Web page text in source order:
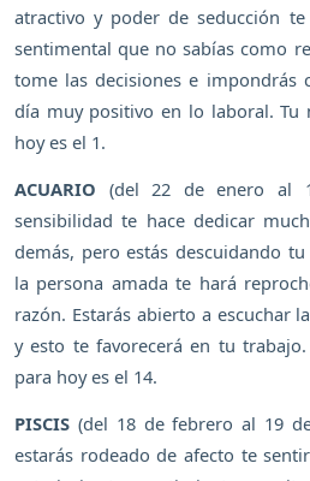
atractivo y poder de seducción
sentimental que no sabías como
tome las decisiones e impondrás
día muy positivo en lo laboral. Tu
hoy es el 1.
ACUARIO (del 22 de enero al
sensibilidad te hace dedicar
demás, pero estás descuidando
la persona amada te hará
razón. Estarás abierto a escuchar
y esto te favorecerá en tu
para hoy es el 14.
PISCIS (del 18 de febrero al 19
estarás rodeado de afecto te